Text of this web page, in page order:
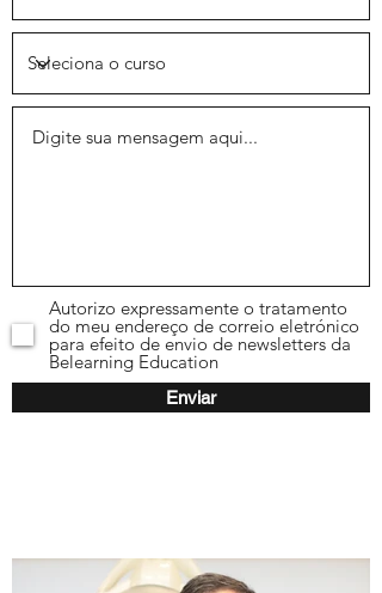
Autorizo expressamente o tratamento
do meu endereço de correio eletrónico
para efeito de envio de newsletters da
Belearning Education
Enviar